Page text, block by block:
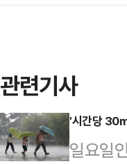
관련기사
'시간당 30
일요일